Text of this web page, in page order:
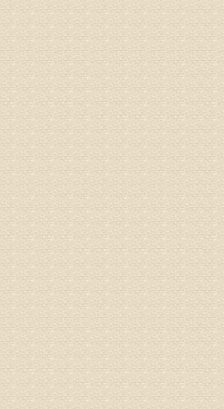
专家回
你好，
的。通
姓名：
病情描
专家回
你好，
底康复
姓名：
病情描
专家回
电话：
病情描